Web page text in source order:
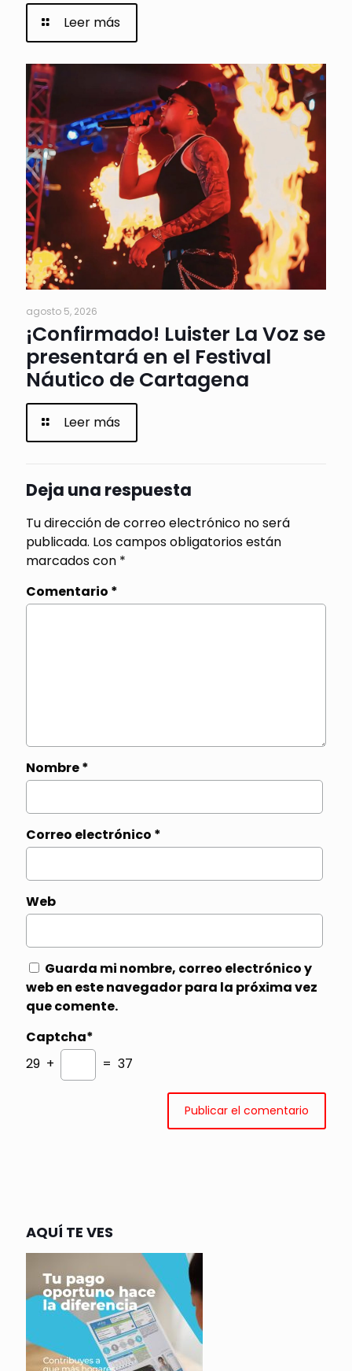
Leer más
agosto 5, 2026
¡Confirmado! Luister La Voz se
presentará en el Festival
Náutico de Cartagena
Leer más
Deja una respuesta
Tu dirección de correo electrónico no será
publicada. Los campos obligatorios están
marcados con *
Comentario *
Nombre*
Correo electrónico *
Web
Guarda mi nombre, correo electrónico y
web en este navegador para la próxima vez
que comente.
Captcha*
29 +
= 37
AQUÍ TE VES